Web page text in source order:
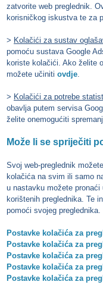
zatvorite web preglednik.
korisničkog iskustva te za
> Kolačići za sustav
pomoću sustava Google
koriste kolačići. Ako želite
možete učiniti ovdje.
> Kolačići za potrebe
obavlja putem servisa
želite onemogućiti
Može li se spriječiti
Svoj web-preglednik
kolačića na svim ili samo
u nastavku možete
korištenih preglednika. Te
pomoći svojeg preglednika.
Postavke kolačića za
Postavke kolačića za
Postavke kolačića za
Postavke kolačića za
Postavke kolačića za